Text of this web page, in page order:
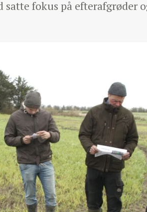
satte fokus på efterafgrøder